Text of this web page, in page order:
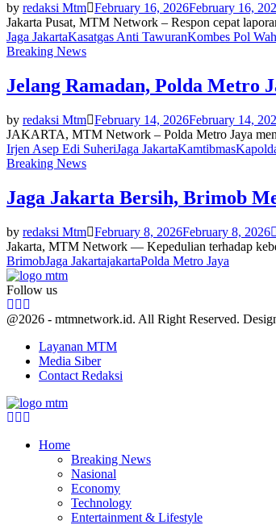
by redaksi Mtm February 16, 2026February 16,
Jakarta Pusat, MTM Network – Respon cepat
Jaga JakartaKasatgas Anti TawuranKombes Pol
Breaking News
Jelang Ramadan, Polda Metro
by redaksi Mtm February 14, 2026February 14,
JAKARTA, MTM Network – Polda Metro Jaya
Irjen Asep Edi SuheriJaga JakartaKamtibmas
Breaking News
Jaga Jakarta Bersih, Brimob
by redaksi Mtm February 8, 2026February 8, 2026
Jakarta, MTM Network — Kepedulian terhadap
BrimobJaga JakartajakartaPolda Metro Jaya
Follow us
Facebook
Twitter
@2026 - mtmnetwork.id. All Right Reserved.
Layanan MTM
Media Siber
Contact Redaksi
Facebook
Twitter
Home
Breaking News
Nasional
Economy
Technology
Entertainment & Lifestyle